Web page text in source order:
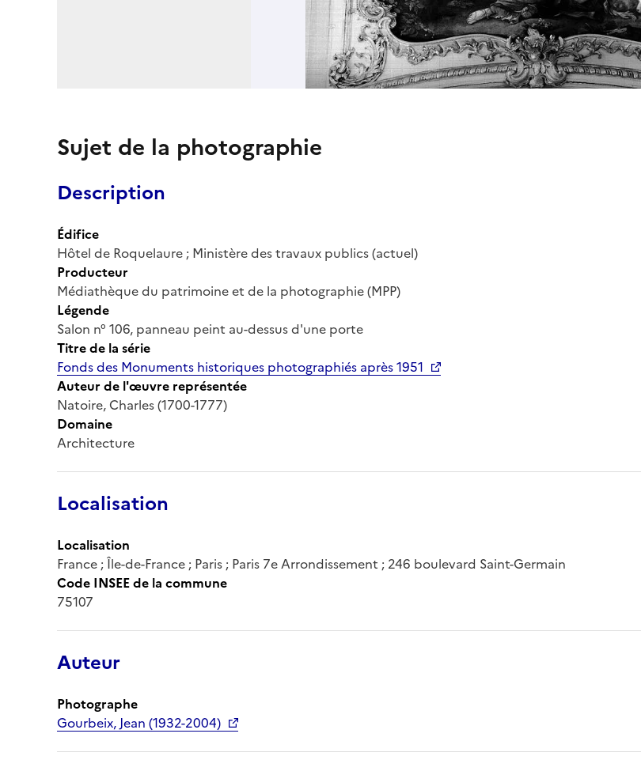
Sujet de la photographie
Description
Édifice
Hôtel de Roquelaure ; Ministère des travaux publics (actuel)
Producteur
Médiathèque du patrimoine et de la photographie (MPP)
Légende
Salon n° 106, panneau peint au-dessus d'une porte
Titre de la série
Fonds des Monuments historiques photographiés après 1951
Auteur de l'œuvre représentée
Natoire, Charles (1700-1777)
Domaine
Architecture
Localisation
Localisation
France ; Île-de-France ; Paris ; Paris 7e Arrondissement ; 246 boulevard Saint-Germain
Code INSEE de la commune
75107
Auteur
Photographe
Gourbeix, Jean (1932-2004)